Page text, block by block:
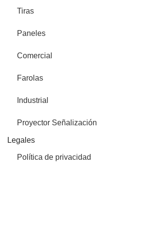
Tiras
Paneles
Comercial
Farolas
Industrial
Proyector Señalización
Legales
Política de privacidad